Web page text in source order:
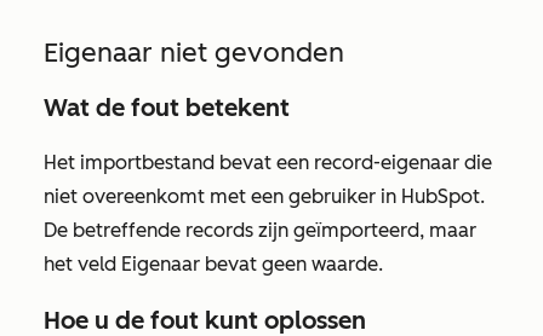
Eigenaar niet gevonden
Wat de fout betekent
Het importbestand bevat een record-eigenaar die
niet overeenkomt met een gebruiker in HubSpot.
De betreffende records zijn geïmporteerd, maar
het veld Eigenaar bevat geen waarde.
Hoe u de fout kunt oplossen